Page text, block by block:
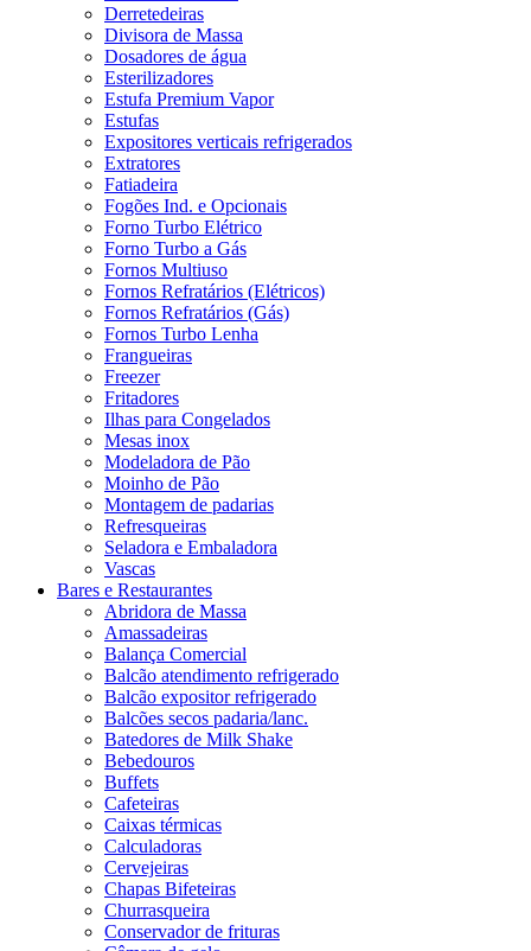
Derretedeiras
Divisora de Massa
Dosadores de água
Esterilizadores
Estufa Premium Vapor
Estufas
Expositores verticais refrigerados
Extratores
Fatiadeira
Fogões Ind. e Opcionais
Forno Turbo Elétrico
Forno Turbo a Gás
Fornos Multiuso
Fornos Refratários (Elétricos)
Fornos Refratários (Gás)
Fornos Turbo Lenha
Frangueiras
Freezer
Fritadores
Ilhas para Congelados
Mesas inox
Modeladora de Pão
Moinho de Pão
Montagem de padarias
Refresqueiras
Seladora e Embaladora
Vascas
Bares e Restaurantes
Abridora de Massa
Amassadeiras
Balança Comercial
Balcão atendimento refrigerado
Balcão expositor refrigerado
Balcões secos padaria/lanc.
Batedores de Milk Shake
Bebedouros
Buffets
Cafeteiras
Caixas térmicas
Calculadoras
Cervejeiras
Chapas Bifeteiras
Churrasqueira
Conservador de frituras